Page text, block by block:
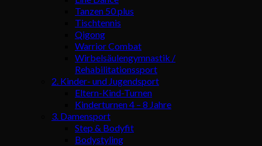
Tanzen 50 plus
Tischtennis
Qigong
Warrior Combat
Wirbelsäulengymnastik /
Rehabilitationssport
2. Kinder- und Jugendsport
Eltern-Kind-Turnen
Kinderturnen 4 – 8 Jahre
3. Damensport
Step & Bodyfit
Bodystyling